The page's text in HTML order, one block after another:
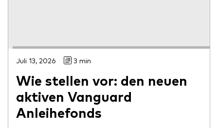
Juli 13, 2026 3 min
Wie stellen vor: den neuen
aktiven Vanguard
Anleihefonds